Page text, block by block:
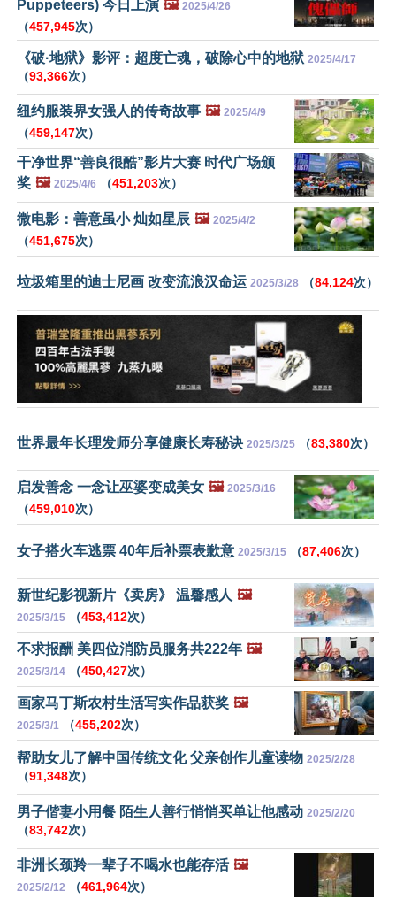
Puppeteers) 今日上演 🖼️ 2025/4/26
（457,945次）
《破·地狱》影评：超度亡魂，破除心中的地狱 2025/4/17
（93,366次）
纽约服装界女强人的传奇故事 🖼️ 2025/4/9
（459,147次）
干净世界“善良很酷”影片大赛 时代广场颁
奖 🖼️ 2025/4/6 （451,203次）
微电影：善意虽小 灿如星辰 🖼️ 2025/4/2
（451,675次）
垃圾箱里的迪士尼画 改变流浪汉命运 2025/3/28 （84,124次）
世界最年长理发师分享健康长寿秘诀 2025/3/25 （83,380次）
启发善念 一念让巫婆变成美女 🖼️ 2025/3/16
（459,010次）
女子搭火车逃票 40年后补票表歉意 2025/3/15 （87,406次）
新世纪影视新片《卖房》 温馨感人 🖼️
2025/3/15 （453,412次）
不求报酬 美四位消防员服务共222年 🖼️
2025/3/14 （450,427次）
画家马丁斯农村生活写实作品获奖 🖼️
2025/3/1 （455,202次）
帮助女儿了解中国传统文化 父亲创作儿童读物 2025/2/28
（91,348次）
男子偕妻小用餐 陌生人善行悄悄买单让他感动 2025/2/20
（83,742次）
非洲长颈羚一辈子不喝水也能存活 🖼️
2025/2/12 （461,964次）